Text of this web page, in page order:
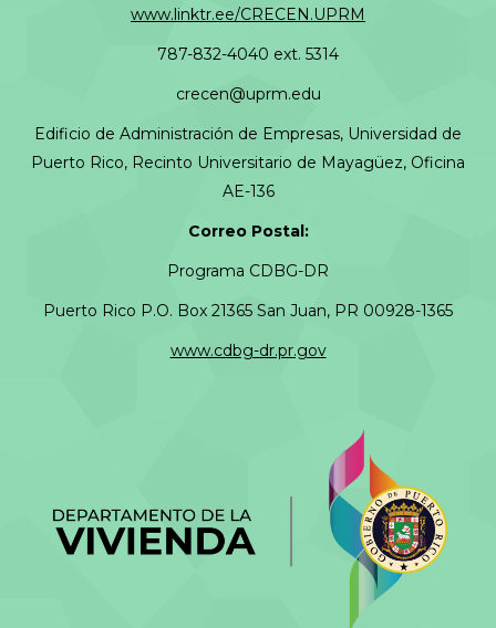
www.linktr.ee/CRECEN.UPRM
787-832-4040 ext. 5314
crecen@uprm.edu
Edificio de Administración de Empresas, Universidad de
Puerto Rico, Recinto Universitario de Mayagüez, Oficina
AE-136
Correo Postal:
Programa CDBG-DR
Puerto Rico P.O. Box 21365 San Juan, PR 00928-1365
www.cdbg-dr.pr.gov